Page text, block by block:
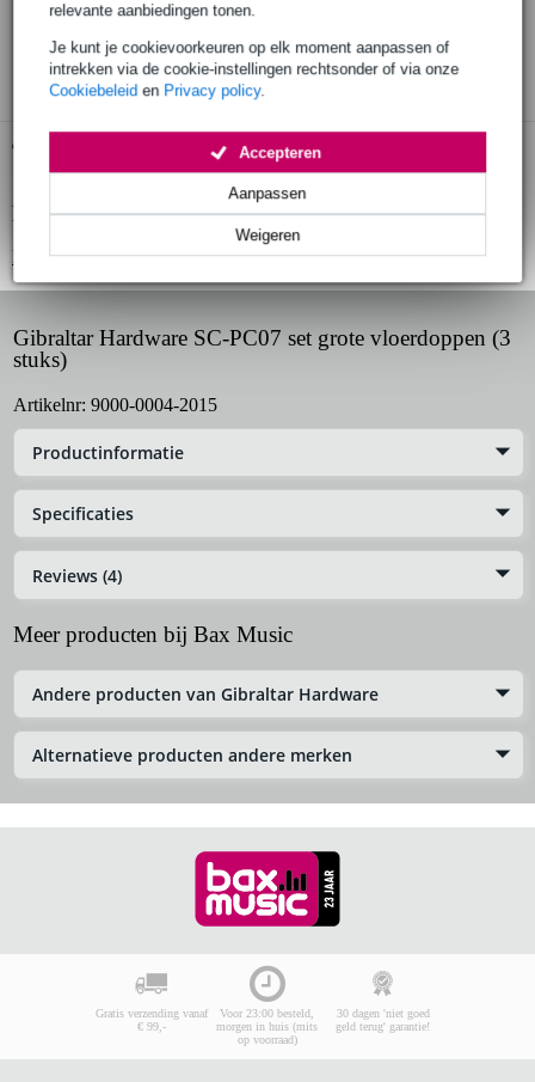
relevante aanbiedingen tonen.
Je kunt je cookievoorkeuren op elk moment aanpassen of
intrekken via de cookie-instellingen rechtsonder of via onze
Cookiebeleid en Privacy policy.
Weigeren
Aanpassen
Accepteren
30 dagen 'niet goed geld terug' garantie
3 jaar Bax Music garantie
Gratis ophalen in de winkel
Productinformatie
Bekijk alle productspecificaties
Gibraltar Hardware SC-PC07 set grote vloerdoppen (3
stuks)
Artikelnr: 9000-0004-2015
Productinformatie
Specificaties
Reviews (4)
Meer producten bij Bax Music
Andere producten van Gibraltar Hardware
Alternatieve producten andere merken
Gratis verzending vanaf
€ 99,-
Voor 23:00 besteld,
morgen in huis (mits
op voorraad)
30 dagen 'niet goed
geld terug' garantie!